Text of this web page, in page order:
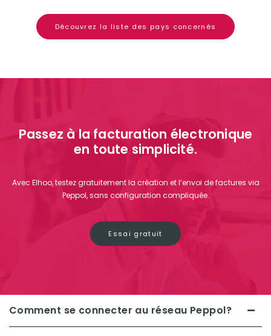
Découvrez la liste des pays concernés
Passez à la facturation électronique
en toute simplicité.
Avec Elhoo, testez gratuitement la création et l’envoi de factures via
Peppol, sans configuration compliquée.
Essai gratuit
Comment se connecter au réseau Peppol?